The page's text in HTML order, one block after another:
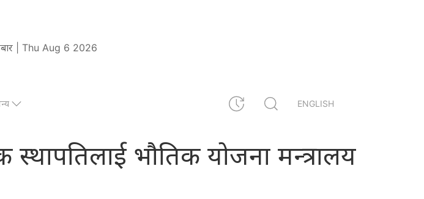
| Thu Aug 6 2026
ENGLISH
स्थापतिलाई भौतिक योजना मन्त्रालय